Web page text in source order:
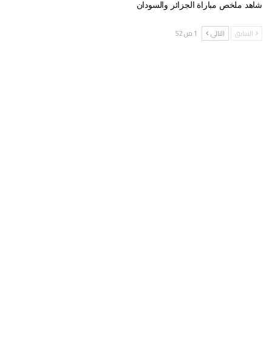
شاهد ملخص مباراة الجزائر والسودان
السابق التالي 1 من 52